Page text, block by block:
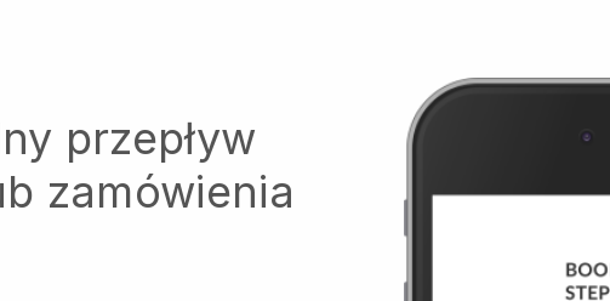
przepływ
zamówienia